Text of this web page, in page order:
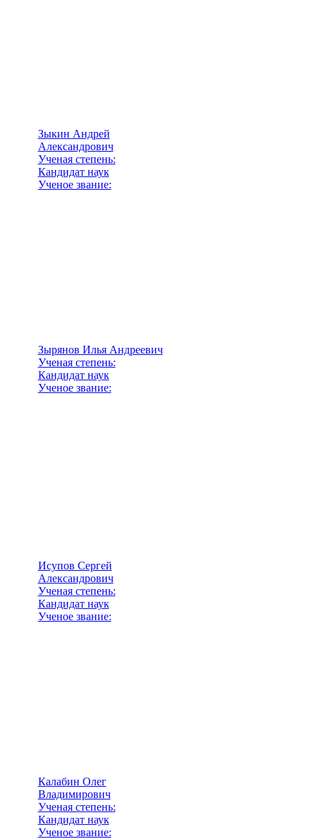
Зыкин Андрей
Александрович
Ученая степень:
Кандидат наук
Ученое звание:
Зырянов Илья Андреевич
Ученая степень:
Кандидат наук
Ученое звание:
Исупов Сергей
Александрович
Ученая степень:
Кандидат наук
Ученое звание:
Калабин Олег
Владимирович
Ученая степень:
Кандидат наук
Ученое звание: